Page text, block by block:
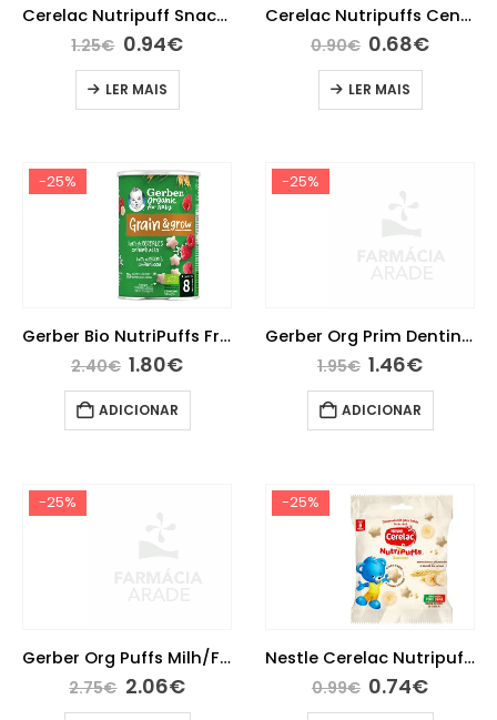
Cerelac Nutripuff Snack Framboesa7G 8M+
1.25€ 0.94€
LER MAIS
Cerelac Nutripuffs Cenoura 7g 10M+
0.90€ 0.68€
LER MAIS
-25%
Gerber Bio NutriPuffs Framboesa 35G 8M+
2.40€ 1.80€
ADICIONAR
-25%
Gerber Org Prim Dentinho Snack Banan28G
1.95€ 1.46€
ADICIONAR
-25%
Gerber Org Puffs Milh/Feij/Cen 35G 10M+
2.75€ 2.06€
-25%
Nestle Cerelac Nutripuffs Banana 7g, 8 meses
0.99€ 0.74€